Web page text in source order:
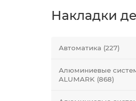
Накладки
Автоматика (227)
Алюминиевые
ALUMARK (868)